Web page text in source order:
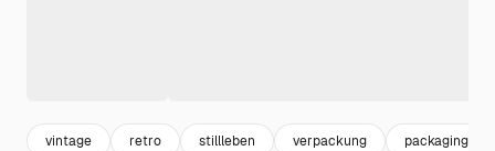
vintage retro stillleben verpackung packaging